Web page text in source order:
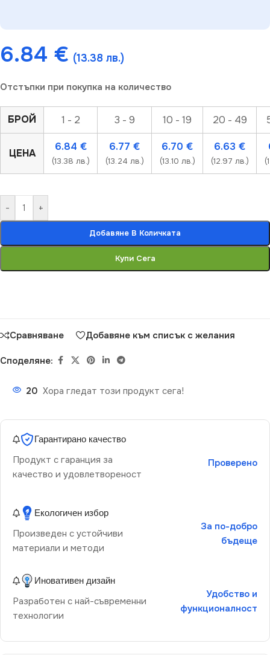
6.84 € (13.38 лв.)
Отстъпки при покупка на количество
БРОЙ 1 - 2 3 - 9 10 - 19 20 - 49
ЦЕНА
6.84 €
(13.38 лв.)
6.77 €
(13.24 лв.)
6.70 €
(13.10 лв.)
6.63 €
(12.97 лв.)
- +
Добавяне В Количката
Купи Сега
Сравняване Добавяне към списък с желания
Споделяне:
20 Хора гледат този продукт сега!
Гарантирано качество
Продукт с гаранция за
качество и удовлетвореност
Проверено
Екологичен избор
Произведен с устойчиви
материали и методи
За по-добро
бъдеще
Иновативен дизайн
Разработен с най-съвременни
технологии
Удобство и
функционалност